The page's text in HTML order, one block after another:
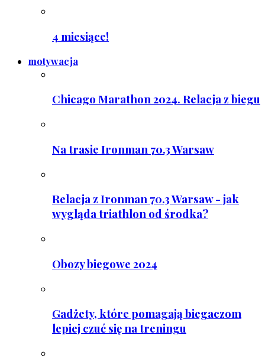
4 miesiące!
motywacja
Chicago Marathon 2024. Relacja z biegu
Na trasie Ironman 70.3 Warsaw
Relacja z Ironman 70.3 Warsaw - jak
wygląda triathlon od środka?
Obozy biegowe 2024
Gadżety, które pomagają biegaczom
lepiej czuć się na treningu